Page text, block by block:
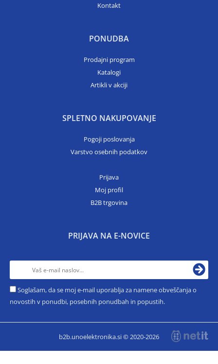
Kontakt
PONUDBA
Prodajni program
Katalogi
Artikli v akciji
SPLETNO NAKUPOVANJE
Pogoji poslovanja
Varstvo osebnih podatkov
Prijava
Moj profil
B2B trgovina
PRIJAVA NA E-NOVICE
Soglašam, da se moj e-mail uporablja za namene obveščanja o
novostih v ponudbi, posebnih ponudbah in popustih.
b2b.unoelektronika.si © 2020-2026